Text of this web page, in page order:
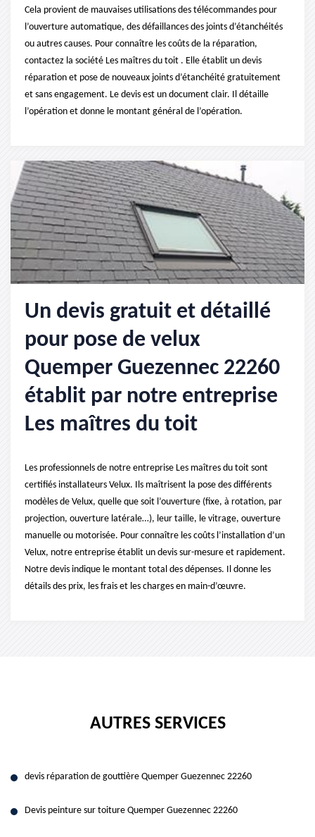
Cela provient de mauvaises utilisations des télécommandes pour
l’ouverture automatique, des défaillances des joints d’étanchéités
ou autres causes. Pour connaître les coûts de la réparation,
contactez la société Les maîtres du toit . Elle établit un devis
réparation et pose de nouveaux joints d’étanchéité gratuitement
et sans engagement. Le devis est un document clair. Il détaille
l’opération et donne le montant général de l’opération.
Un devis gratuit et détaillé
pour pose de velux
Quemper Guezennec 22260
établit par notre entreprise
Les maîtres du toit
Les professionnels de notre entreprise Les maîtres du toit sont
certifiés installateurs Velux. Ils maîtrisent la pose des différents
modèles de Velux, quelle que soit l’ouverture (fixe, à rotation, par
projection, ouverture latérale…), leur taille, le vitrage, ouverture
manuelle ou motorisée. Pour connaître les coûts l’installation d’un
Velux, notre entreprise établit un devis sur-mesure et rapidement.
Notre devis indique le montant total des dépenses. Il donne les
détails des prix, les frais et les charges en main-d’œuvre.
AUTRES SERVICES
devis réparation de gouttière Quemper Guezennec 22260
Devis peinture sur toiture Quemper Guezennec 22260